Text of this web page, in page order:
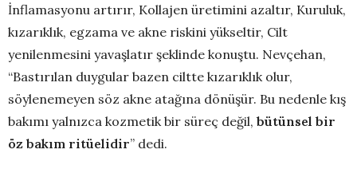
İnflamasyonu artırır, Kollajen üretimini azaltır, Kuruluk,
kızarıklık, egzama ve akne riskini yükseltir, Cilt
yenilenmesini yavaşlatır şeklinde konuştu. Nevçehan,
“Bastırılan duygular bazen ciltte kızarıklık olur,
söylenemeyen söz akne atağına dönüşür. Bu nedenle kış
bakımı yalnızca kozmetik bir süreç değil, bütünsel bir
öz bakım ritüelidir” dedi.